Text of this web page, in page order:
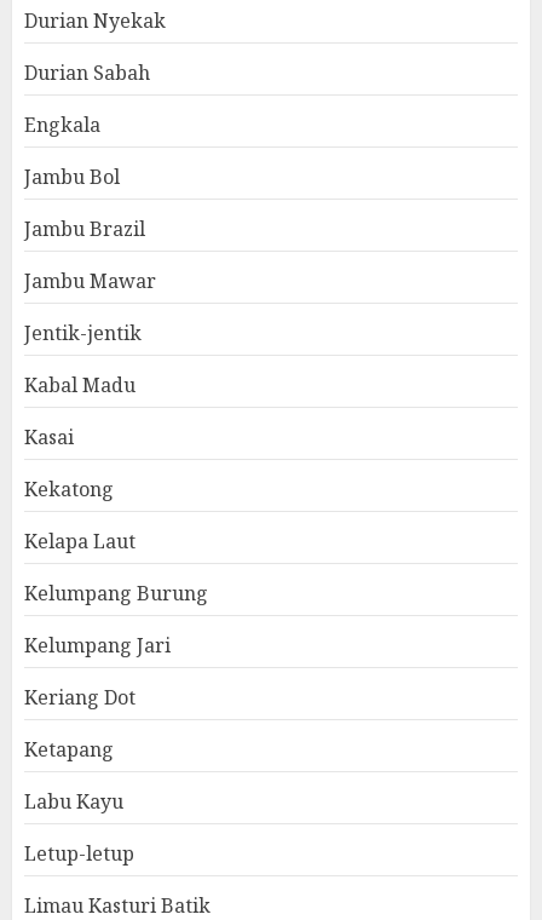
Durian Nyekak
Durian Sabah
Engkala
Jambu Bol
Jambu Brazil
Jambu Mawar
Jentik-jentik
Kabal Madu
Kasai
Kekatong
Kelapa Laut
Kelumpang Burung
Kelumpang Jari
Keriang Dot
Ketapang
Labu Kayu
Letup-letup
Limau Kasturi Batik